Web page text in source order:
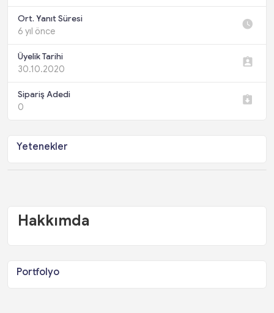
Ort. Yanıt Süresi
6 yıl önce
Üyelik Tarihi
30.10.2020
Sipariş Adedi
0
Yetenekler
Hakkımda
Portfolyo